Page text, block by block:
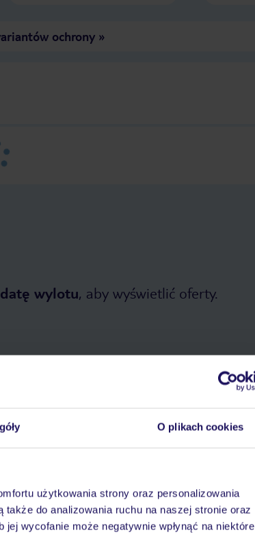
O plikach cookies
użytkowania strony oraz personalizowania
do analizowania ruchu na naszej stronie oraz
wycofanie może negatywnie wpłynąć na niektóre
ochrony»
datę wylotu, aby wyświetlić oferty.
Tylko u nas opieka na
10 000 hoteli w ponad 50